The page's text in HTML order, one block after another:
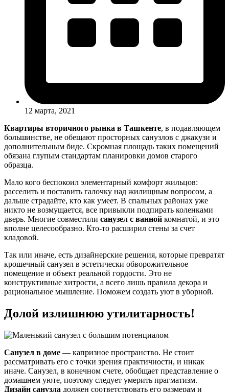
12 марта, 2021
Квартиры вторичного рынка в Ташкенте, в подавляющем
большинстве, не обещают просторных санузлов с джакузи и
дополнительным биде. Скромная площадь таких помещений
обязана глупым стандартам планировки домов старого
образца.
Мало кого беспокоил элементарный комфорт жильцов:
расселить и поставить галочку над жилищным вопросом, а
дальше страдайте, кто как умеет. В спальных районах уже
никто не возмущается, все привыкли подпирать коленками
дверь. Многие совместили санузел с ванной комнатой, и это
вполне целесообразно. Кто-то расширил стены за счет
кладовой.
Так или иначе, есть дизайнерские решения, которые превратят
крошечный санузел в эстетически обворожительное
помещение и объект реальной гордости. Это не
конструктивные хитрости, а всего лишь правила декора и
рациональное мышление. Поможем создать уют в уборной.
Долой излишнюю утилитарность!
Санузел в доме — капризное пространство. Не стоит
рассматривать его с точки зрения практичности, и никак
иначе. Санузел, в конечном счете, обобщает представление о
домашнем уюте, поэтому следует умерить прагматизм.
Дизайн санузла должен соответствовать его размерам и